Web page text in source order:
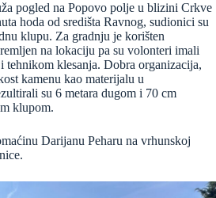
pogled na Popovo polje u blizini Crkve
hoda od središta Ravnog, sudionici su
klupu. Za gradnju je korišten
na lokaciju pa su volonteri imali
tehnikom klesanja. Dobra organizacija,
kamenu kao materijalu u
su 6 metara dugom i 70 cm
klupom.
Darijanu Peharu na vrhunskoj